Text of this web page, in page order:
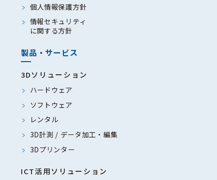
個人情報保護方針
情報セキュリティ
に関する方針
製品・サービス
3Dソリューション
ハードウェア
ソフトウェア
レンタル
3D計測 / データ加工・編集
3Dプリンター
ICT活用ソリューション